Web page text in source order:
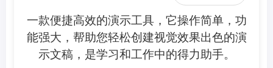
一款便捷高效的演示工具，它操作简单，功
能强大，帮助您轻松创建视觉效果出色的演
示文稿，是学习和工作中的得力助手。